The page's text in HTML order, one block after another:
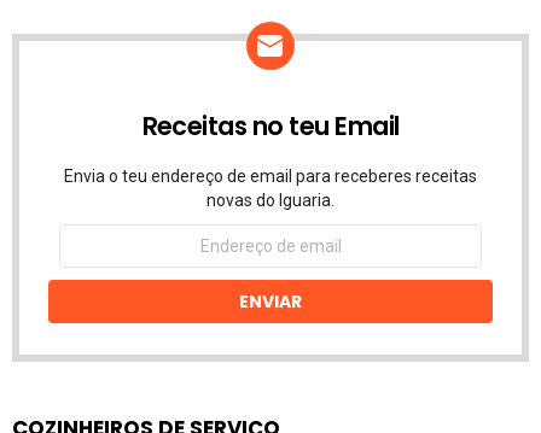
Receitas no teu Email
Envia o teu endereço de email para receberes receitas
novas do Iguaria.
Endereço
email
ENVIAR